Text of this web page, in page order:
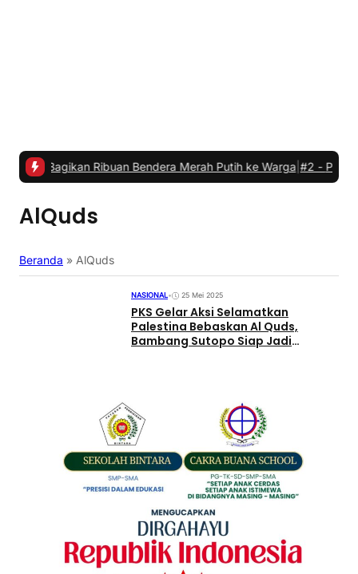
Ribuan Bendera Merah Putih ke Warga|#2 -Pria ini Disiksa
AlQuds
Beranda » AlQuds
NASIONAL• 25 Mei 2025
PKS Gelar Aksi Selamatkan
Palestina Bebaskan Al Quds,
Bambang Sutopo Siap Jadi